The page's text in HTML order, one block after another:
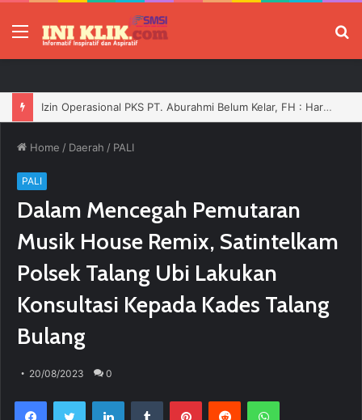
Menu
Izin Operasional PKS PT. Aburahmi Belum Kelar, FH : Harusnya Tidak Boleh Bergerak Sebelum Dilengkapi
Home / Daerah / PALI
PALI
Dalam Mencegah Pemutaran
Musik House Remix, Satintelkam
Polsek Talang Ubi Lakukan
Konsultasi Kepada Kades Talang
Bulang
20/08/2023 0